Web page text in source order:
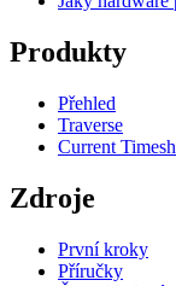
Produkty
Přehled
Traverse
Current
Zdroje
První kroky
Příručky